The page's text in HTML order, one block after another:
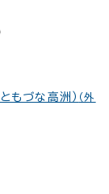
もづな高洲） （外